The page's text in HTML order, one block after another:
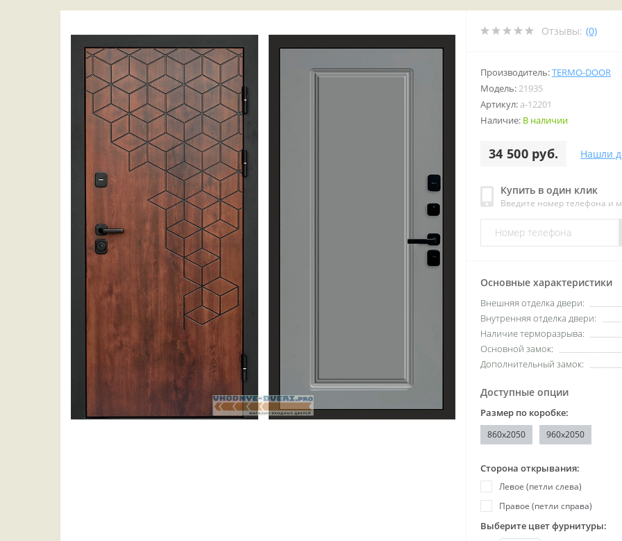
Отзывы: (0)
Производитель:TERMO-DOOR
Модель: 21935
Артикул: a-12201
Наличие: В наличии
34 500 руб. Нашли
Купить в один клик
Введите номер телефона и
Основные характеристики
Внешняя отделка двери:
Внутренняя отделка двери:
Наличие терморазрыва:
Основной замок:
Дополнительный замок:
Доступные опции
Размер по коробке:
860x2050 960x2050
Сторона открывания:
Левое (петли слева)
Правое (петли справа)
Выберите цвет фурнитуры: